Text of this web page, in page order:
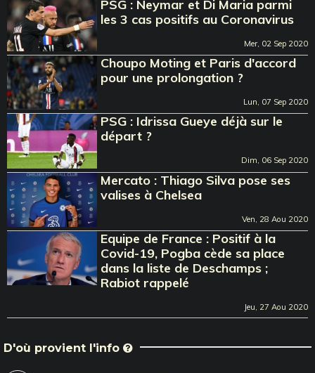
PSG : Neymar et Di Maria parmi
les 3 cas positifs au Coronavirus
Mer, 02 Sep 2020
Choupo Moting et Paris d'accord
pour une prolongation ?
Lun, 07 Sep 2020
PSG : Idrissa Gueye déjà sur le
départ ?
Dim, 06 Sep 2020
Mercato : Thiago Silva pose ses
valises à Chelsea
Ven, 28 Aou 2020
Equipe de France : Positif à la
Covid-19, Pogba cède sa place
dans la liste de Deschamps ;
Rabiot rappelé
Jeu, 27 Aou 2020
D'où provient l'info